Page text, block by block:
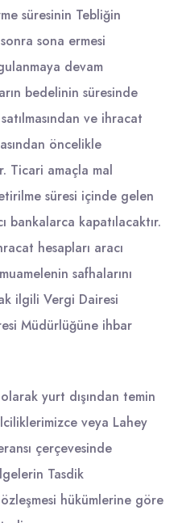
süresinin Tebliğin
sona ermesi
devam
bedelinin süresinde
ve ihracat
öncelikle
Ticari amaçla mal
süresi içinde gelen
kapatılacaktır.
hesapları aracı
safhalarını
ilgili Vergi Dairesi
Müdürlüğüne ihbar
yurt dışından temin
veya Lahey
çerçevesinde
Tasdik
hükümlerine göre